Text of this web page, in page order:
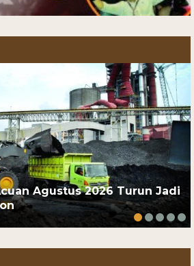
Agustus 2026 Turun Jadi